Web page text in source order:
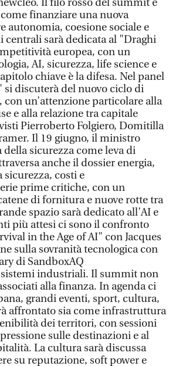
Il filo rosso del summit è
finanziare una nuova
autonomia, coesione sociale e
centrali sarà dedicata al "Draghi
europea, con un
AI, sicurezza, life science e
chiave è la difesa. Nel panel
discuterà del nuovo ciclo di
con un’attenzione particolare alla
e alla relazione tra capitale
Pierroberto Folgiero, Domitilla
Il 19 giugno, il ministro
sicurezza come leva di
anche il dossier energia,
costi e
prime critiche, con un
di fornitura e nuove rotte tra
spazio sarà dedicato all’AI e
più attesi ci sono il confronto
in the Age of AI" con Jacques
sulla sovranità tecnologica con
di SandboxAQ
sistemi industriali. Il summit non
alla finanza. In agenda ci
grandi eventi, sport, cultura,
affrontato sia come infrastruttura
dei territori, con sessioni
sulle destinazioni e al
La cultura sarà discussa
su reputazione, soft power e